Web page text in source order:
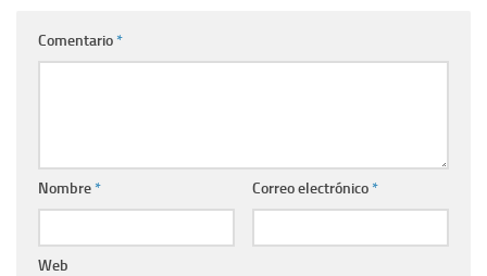
Comentario*
Nombre* Correo electrónico*
Web